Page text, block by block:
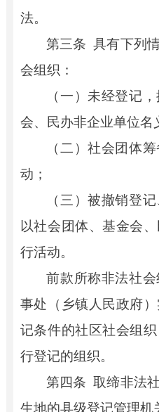
法。
第三条 具有下列
会组织：
（一）未经登记
会、民办非企业单位名
（二）社会团体
动；
（三）被撤销登
以社会团体、基金会
行活动。
前款所称非法社
事处（乡镇人民政府
记条件的社区社会组
行登记的组织。
第四条 取缔非法
生地的县级登记管理机